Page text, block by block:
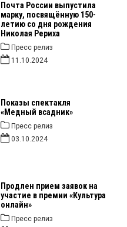
Почта России выпустила
марку, посвящённую 150-
летию со дня рождения
Николая Рериха
Пресс релиз
11.10.2024
Показы спектакля
«Медный всадник»
Пресс релиз
03.10.2024
Продлен прием заявок на
участие в премии «Культура
онлайн»
Пресс релиз